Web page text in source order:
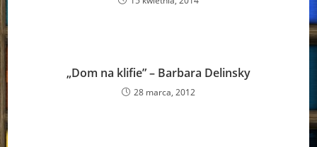
„Dom na klifie” – Barbara Delinsky
28 marca, 2012